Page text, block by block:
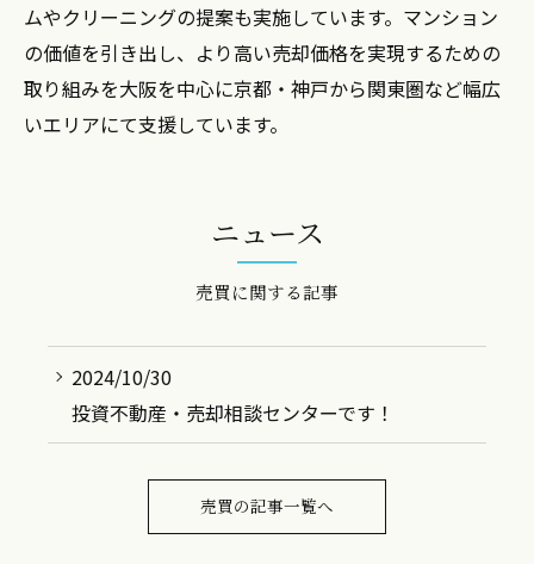
ムやクリーニングの提案も実施しています。マンション
の価値を引き出し、より高い売却価格を実現するための
取り組みを大阪を中心に京都・神戸から関東圏など幅広
いエリアにて支援しています。
ニュース
売買に関する記事
2024/10/30
投資不動産・売却相談センターです！
売買の記事一覧へ